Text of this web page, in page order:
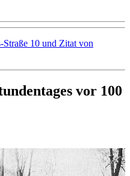
10 und Zitat von
vor 100